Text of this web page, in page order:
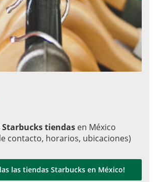
Starbucks tiendas en México
contacto, horarios, ubicaciones)
las tiendas Starbucks en México!